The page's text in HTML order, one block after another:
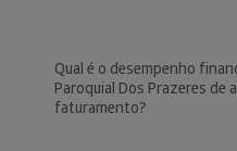
Qual é o desempenho
Paroquial Dos Prazeres de
faturamento?